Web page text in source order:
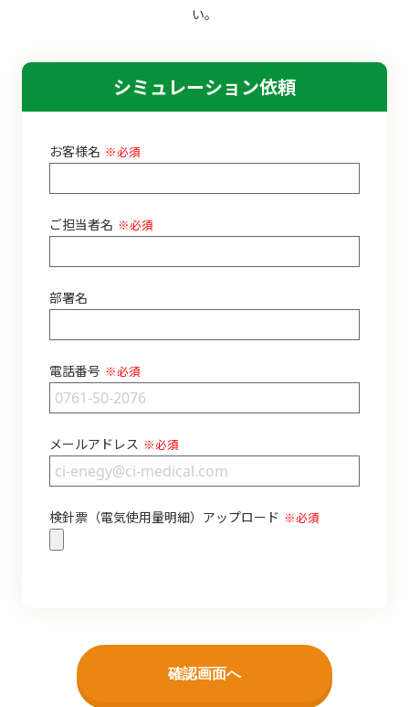
い。
シミュレーション依頼
お客様名 ※必須
ご担当者名 ※必須
部署名
電話番号 ※必須
メールアドレス ※必須
検針票（電気使用量明細）アップロード ※必須